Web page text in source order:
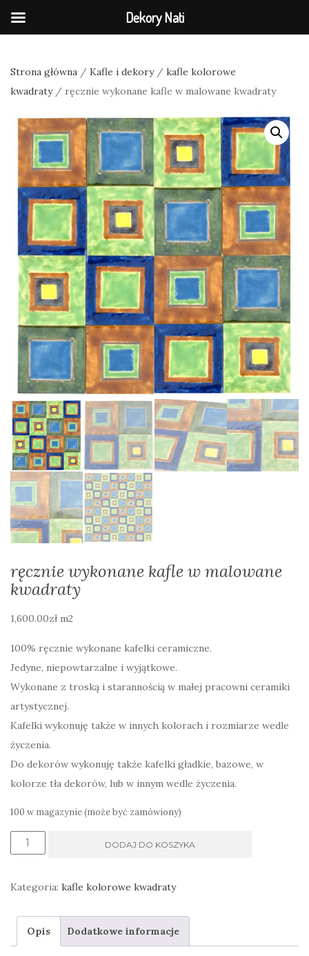
Strona główna / Kafle i dekory/ kafle kolorowe
kwadraty/ ręcznie wykonane kafle w malowane kwadraty
ręcznie wykonane kafle w malowane
kwadraty
1,600.00zł m2
100% ręcznie wykonane kafelki ceramiczne.
Jedyne, niepowtarzalne i wyjątkowe.
Wykonane z troską i starannością w małej pracowni ceramiki
artystycznej.
Kafelki wykonuję także w innych kolorach i rozmiarze wedle
życzenia.
Do dekorów wykonuję także kafelki gładkie, bazowe, w
kolorze tła dekorów, lub w innym wedle życzenia.
100 w magazynie (może być zamówiony)
ilość
w
malowane
DODAJ DO KOSZYKA
Kategoria: kafle kolorowe kwadraty
Opis Dodatkowe informacje
Dekory Nati